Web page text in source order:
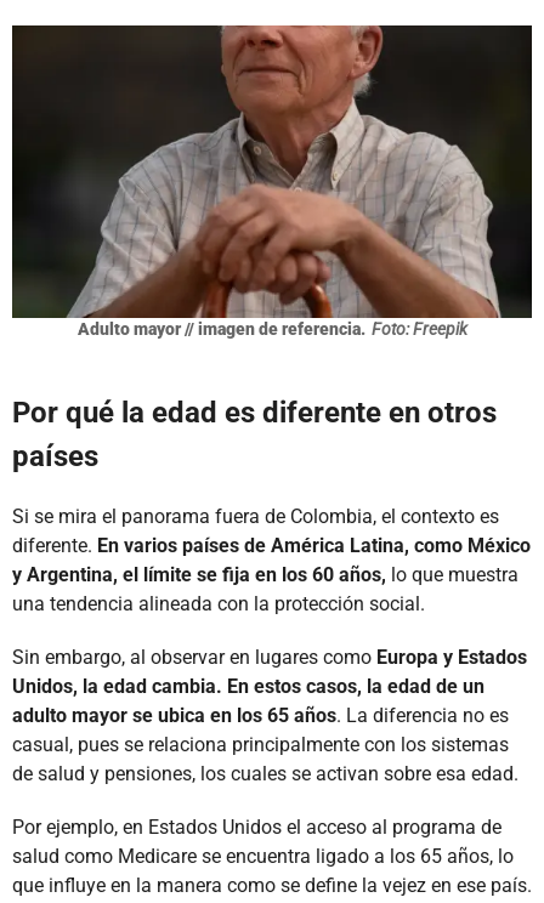
Adulto mayor // imagen de referencia. Foto: Freepik
Por qué la edad es diferente en otros
países
Si se mira el panorama fuera de Colombia, el contexto es
diferente. En varios países de América Latina, como México
y Argentina, el límite se fija en los 60 años, lo que muestra
una tendencia alineada con la protección social.
Sin embargo, al observar en lugares como Europa y Estados
Unidos, la edad cambia. En estos casos, la edad de un
adulto mayor se ubica en los 65 años. La diferencia no es
casual, pues se relaciona principalmente con los sistemas
de salud y pensiones, los cuales se activan sobre esa edad.
Por ejemplo, en Estados Unidos el acceso al programa de
salud como Medicare se encuentra ligado a los 65 años, lo
que influye en la manera como se define la vejez en ese país.